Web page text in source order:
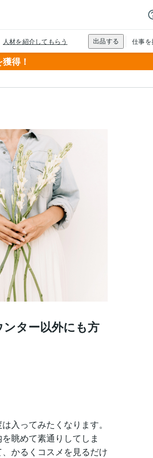
得！
ター以外にも方
入ってみたくなります。
眺めて素通りしてしま
かるくコスメを見るだけ